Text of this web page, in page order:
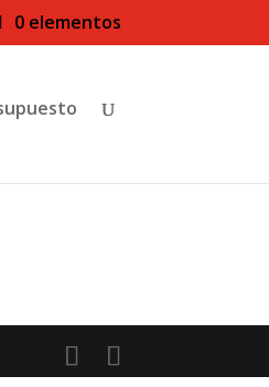
0 elementos